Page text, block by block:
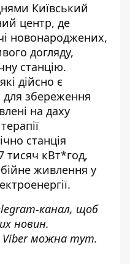
Київський
центр, де
новонароджених,
догляду,
станцію.
дійсно є
для збереження
на даху
станція
тисяч кВт*год,
живлення у
канал, щоб
новин.
Viber можна тут.